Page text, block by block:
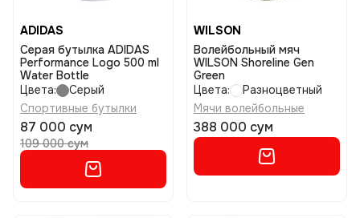
ADIDAS
Серая бутылка ADIDAS
Performance Logo 500 ml
Water Bottle
Цвета:
Серый
Спортивные бутылки
87 000 сум
109 000 сум
WILSON
Волейбольный мяч
WILSON Shoreline Gen
Green
Цвета:
Разноцветный
Мячи волейбольные
388 000 сум